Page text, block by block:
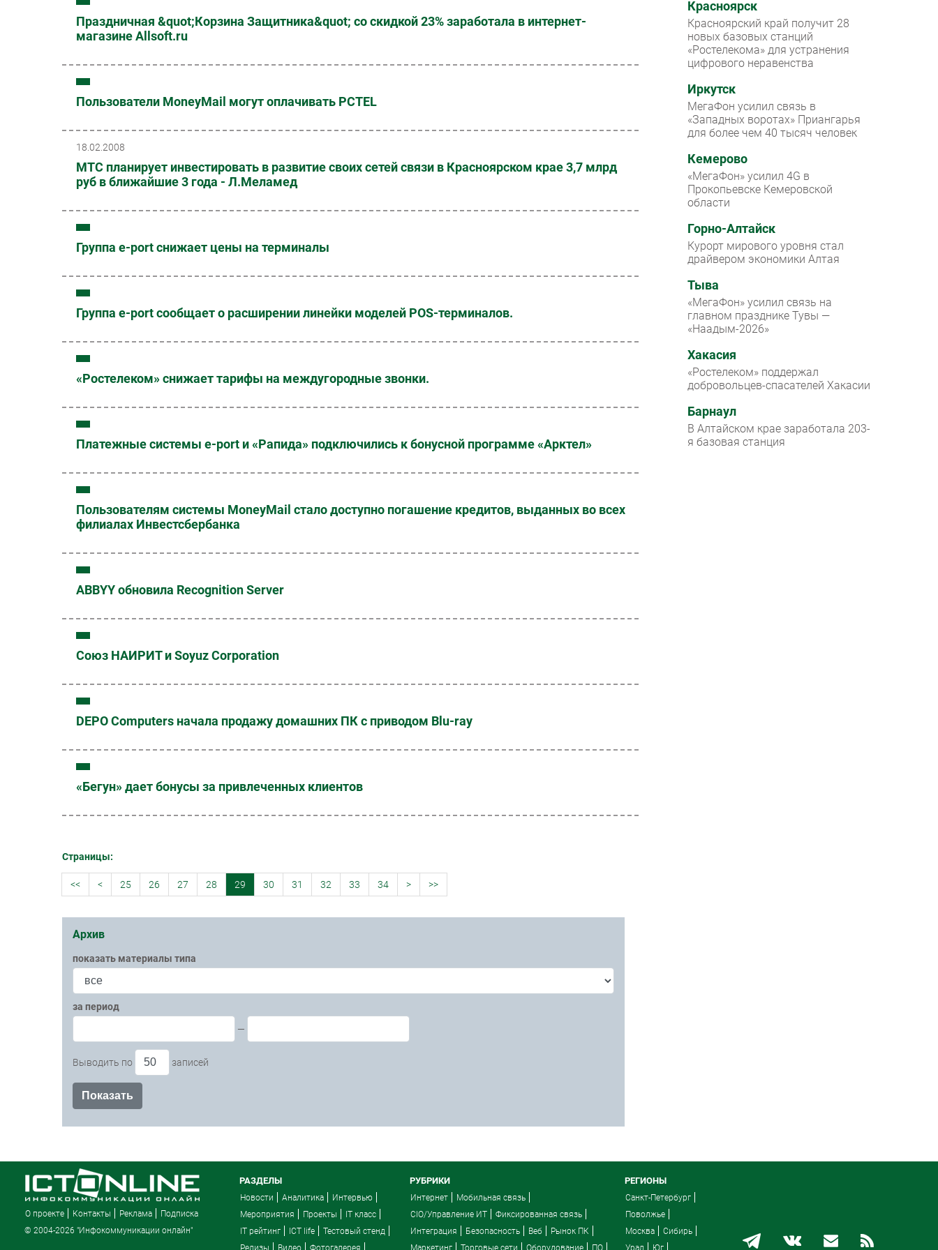
Праздничная &quot;Корзина Защитника&quot; со скидкой 23% заработала в интернет-
магазине Allsoft.ru
Пользователи MoneyMail могут оплачивать PCTEL
18.02.2008
МТС планирует инвестировать в развитие своих сетей связи в Красноярском крае 3,7 млрд
руб в ближайшие 3 года - Л.Меламед
Группа e-port снижает цены на терминалы
Группа e-port сообщает о расширении линейки моделей POS-терминалов.
«Ростелеком» снижает тарифы на междугородные звонки.
Платежные системы e-port и «Рапида» подключились к бонусной программе «Арктел»
Пользователям системы MoneyMail стало доступно погашение кредитов, выданных во всех
филиалах Инвестсбербанка
ABBYY обновила Recognition Server
Союз НАИРИТ и Soyuz Corporation
DEPO Computers начала продажу домашних ПК с приводом Blu-ray
«Бегун» дает бонусы за привлеченных клиентов
Страницы:
<< < 25 26 27 28 29 30 31 32 33 34 > >>
Архив
показать материалы типа
за период
—
Выводить по записей
Красноярск
Красноярский край получит 28
новых базовых станций
«Ростелекома» для устранения
цифрового неравенства
Иркутск
МегаФон усилил связь в
«Западных воротах» Приангарья
для более чем 40 тысяч человек
Кемерово
«МегаФон» усилил 4G в
Прокопьевске Кемеровской
области
Горно-Алтайск
Курорт мирового уровня стал
драйвером экономики Алтая
Тыва
«МегаФон» усилил связь на
главном празднике Тувы —
«Наадым-2026»
Хакасия
«Ростелеком» поддержал
добровольцев-спасателей Хакасии
Барнаул
В Алтайском крае заработала 203-
я базовая станция
О проекте Контакты Реклама
Подписка
© 2004-2026 "Инфокоммуникации онлайн"
РАЗДЕЛЫ
Новости Аналитика
Интервью
Мероприятия
Проекты
IT класс
IT рейтинг
ICT life
Тестовый стенд
Релизы
Видео Фотогалерея
РУБРИКИ
Интернет
Мобильная связь
CIO/Управление ИТ
Фиксированная связь
Интеграция
Безопасность Веб
Рынок ПК
Маркетинг
Торговые сети Оборудование ПО
РЕГИОНЫ
Санкт-Петербург
Поволжье
Москва
Сибирь
Урал
Юг